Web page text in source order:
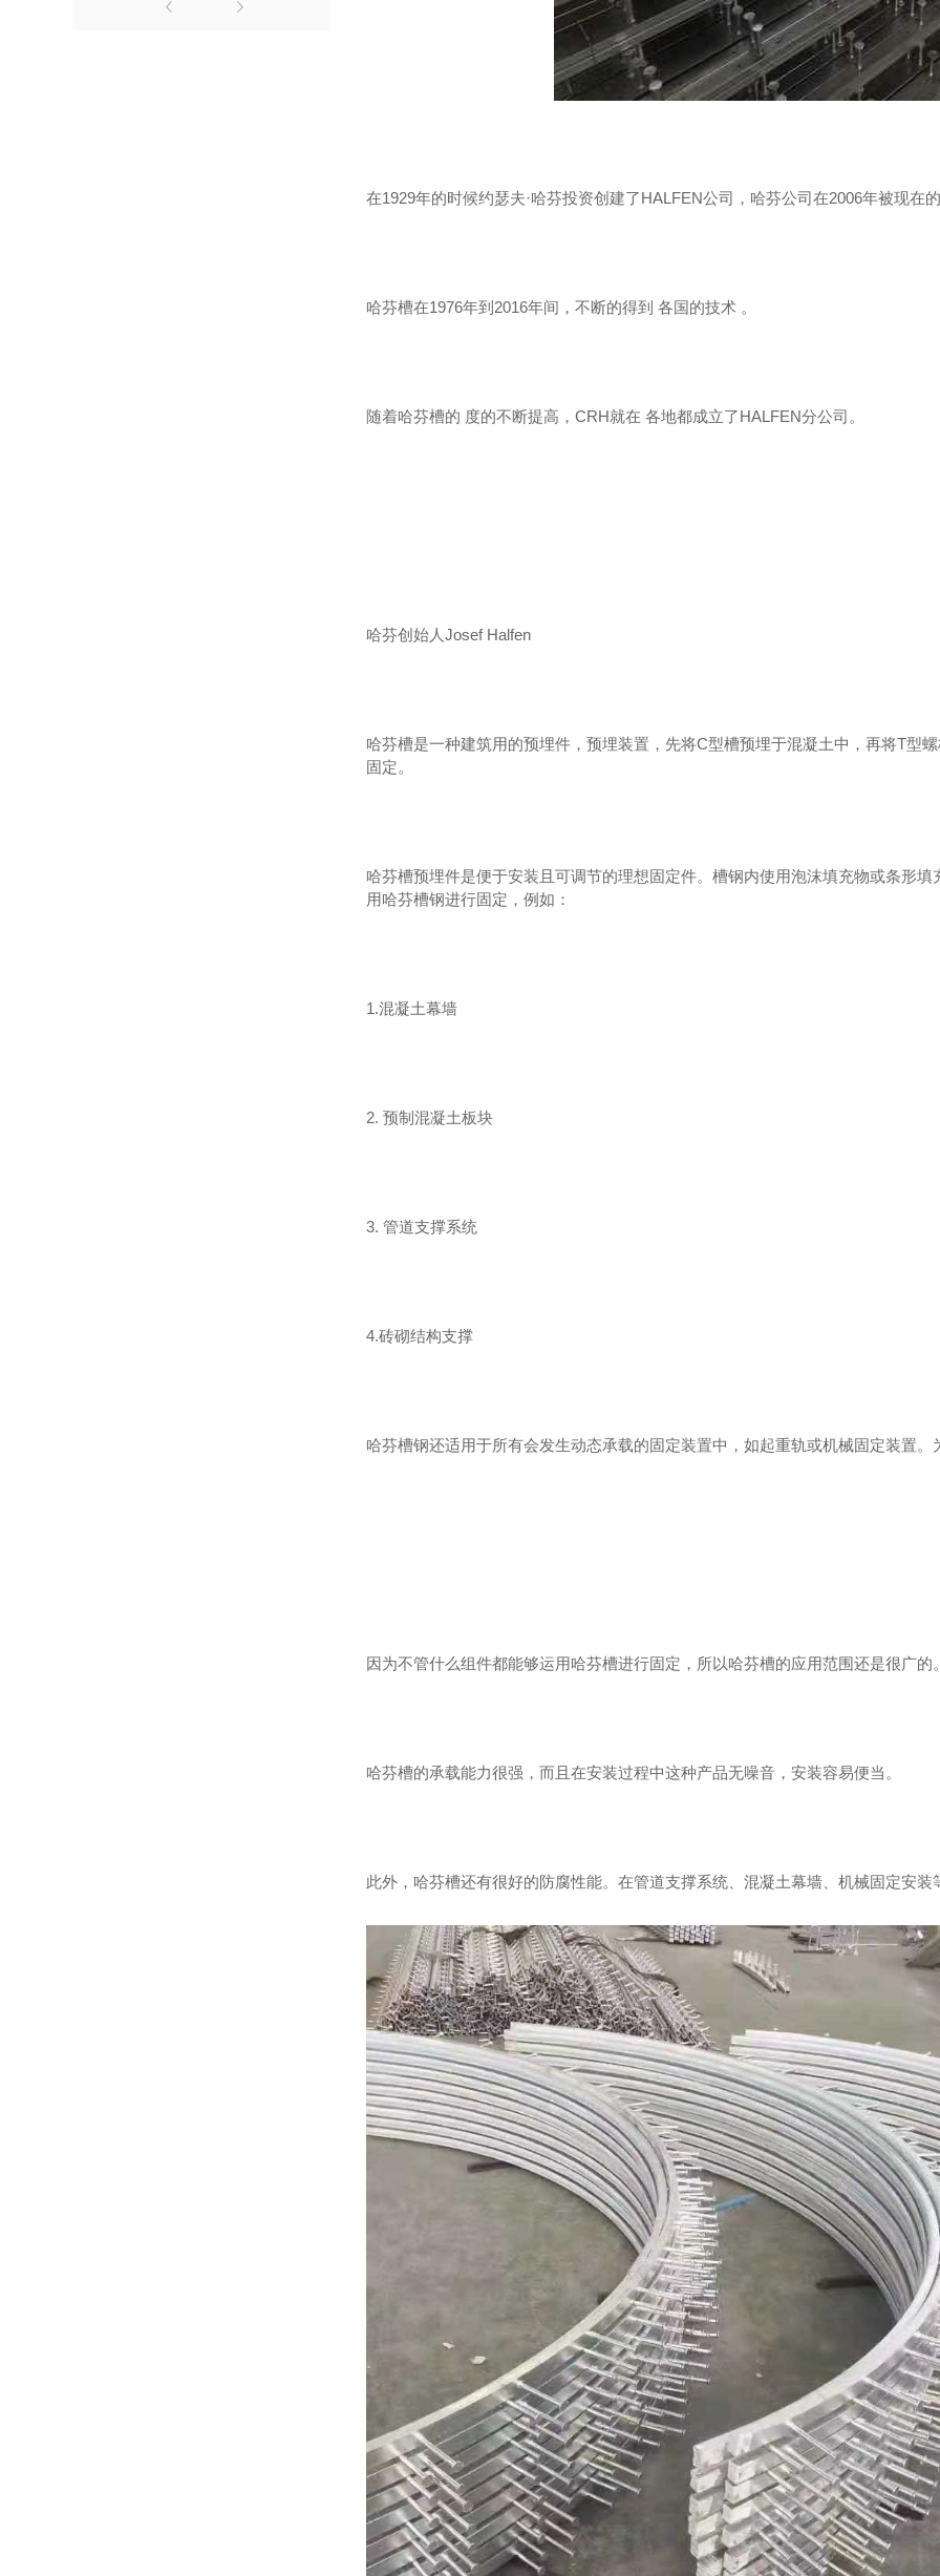
在1929年的时候约瑟夫·哈芬投资创建了HALFEN公司，哈芬公司在2006年被现在
哈芬槽在1976年到2016年间，不断的得到 各国的技术 。
随着哈芬槽的 度的不断提高，CRH就在 各地都成立了HALFEN分公司。
哈芬创始人Josef Halfen
哈芬槽是一种建筑用的预埋件，预埋装置，先将C型槽预埋于混凝土中，再将T型
固定。
哈芬槽预埋件是便于安装且可调节的理想固定件。槽钢内使用泡沫填充物或条形
用哈芬槽钢进行固定，例如：
1.混凝土幕墙
2. 预制混凝土板块
3. 管道支撑系统
4.砖砌结构支撑
哈芬槽钢还适用于所有会发生动态承载的固定装置中，如起重轨或机械固定装置。
因为不管什么组件都能够运用哈芬槽进行固定，所以哈芬槽的应用范围还是很广的。
哈芬槽的承载能力很强，而且在安装过程中这种产品无噪音，安装容易便当。
此外，哈芬槽还有很好的防腐性能。在管道支撑系统、混凝土幕墙、机械固定安装